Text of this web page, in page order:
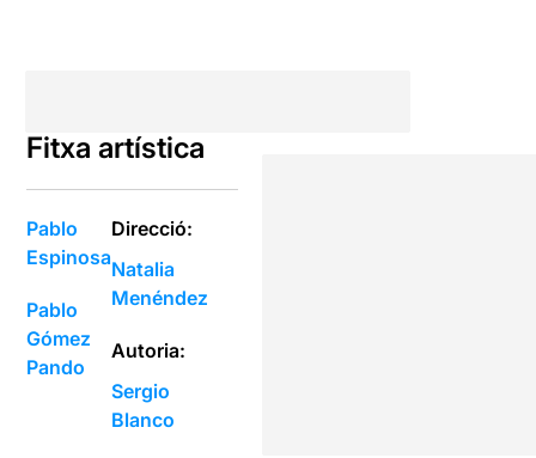
Fitxa artística
Pablo
Espinosa
Pablo
Gómez
Pando
Direcció:
Natalia
Menéndez
Autoria:
Sergio
Blanco